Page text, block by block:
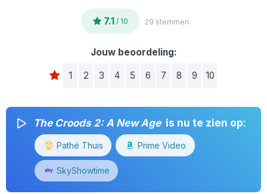
7.1 / 10 29 stemmen
Jouw beoordeling:
1 2 3 4 5 6 7 8 9 10
The Croods 2: A New Age is nu te zien op:
Pathé Thuis Prime Video
SkyShowtime